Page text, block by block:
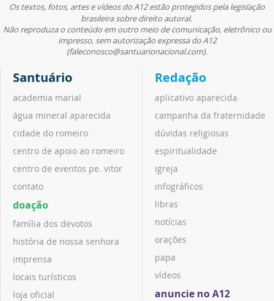
Os textos, fotos, artes e vídeos do A12 estão protegidos pela legislação
brasileira sobre direito autoral.
Não reproduza o conteúdo em outro meio de comunicação, eletrônico ou
impresso, sem autorização expressa do A12
(faleconosco@santuarionacional.com).
Santuário
academia marial
água mineral aparecida
cidade do romeiro
centro de apoio ao romeiro
centro de eventos pe. vitor
contato
doação
família dos devotos
história de nossa senhora
imprensa
locais turísticos
loja oficial
Redação
aplicativo aparecida
campanha da fraternidade
dúvidas religiosas
espiritualidade
igreja
infográficos
libras
notícias
orações
papa
vídeos
anuncie no A12